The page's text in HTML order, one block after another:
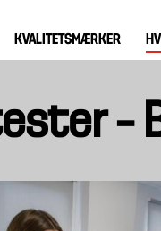
KVALITETSMÆRKER
–